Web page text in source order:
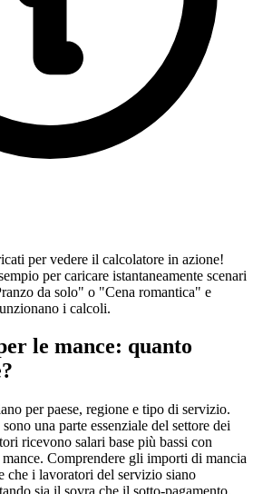
per vedere il calcolatore in azione!
per caricare istantaneamente scenari
da solo" o "Cena romantica" e
i calcoli.
le mance: quanto
per paese, regione e tipo di servizio.
una parte essenziale del settore dei
ricevono salari base più bassi con
Comprendere gli importi di mancia
che i lavoratori del servizio siano